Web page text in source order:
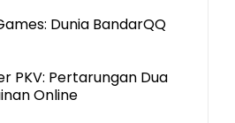
Dunia BandarQQ
PKV: Pertarungan Dua
Online